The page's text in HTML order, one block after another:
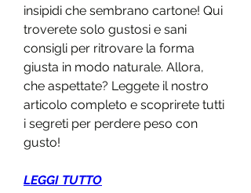
insipidi che sembrano cartone! Qui
troverete solo gustosi e sani
consigli per ritrovare la forma
giusta in modo naturale. Allora,
che aspettate? Leggete il nostro
articolo completo e scoprirete tutti
i segreti per perdere peso con
gusto!
LEGGI TUTTO